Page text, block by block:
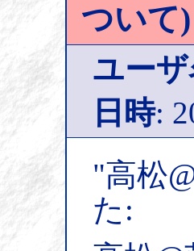
ついて)
ユーザ
日時:
"高松
た: